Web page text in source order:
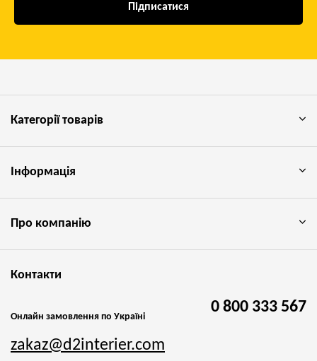
Підписатися
Категорії товарів
Інформація
Про компанію
Контакти
Онлайн замовлення по Україні
0 800 333 567
zakaz@d2interier.com